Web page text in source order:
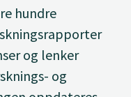
hundre
og lenker
og